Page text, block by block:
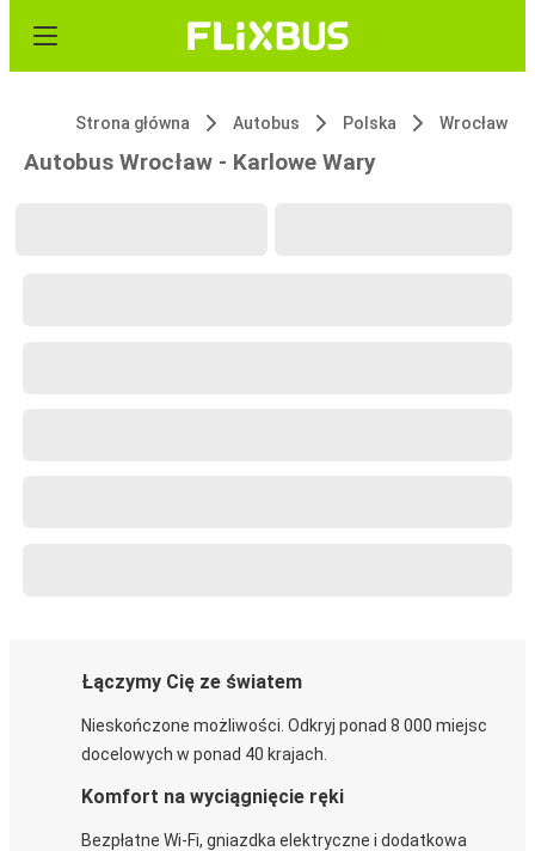
Strona główna Autobus Polska Wrocław
Autobus Wrocław - Karlowe Wary
Łączymy Cię ze światem
Nieskończone możliwości. Odkryj ponad 8 000 miejsc
docelowych w ponad 40 krajach.
Komfort na wyciągnięcie ręki
Bezpłatne Wi-Fi, gniazdka elektryczne i dodatkowa